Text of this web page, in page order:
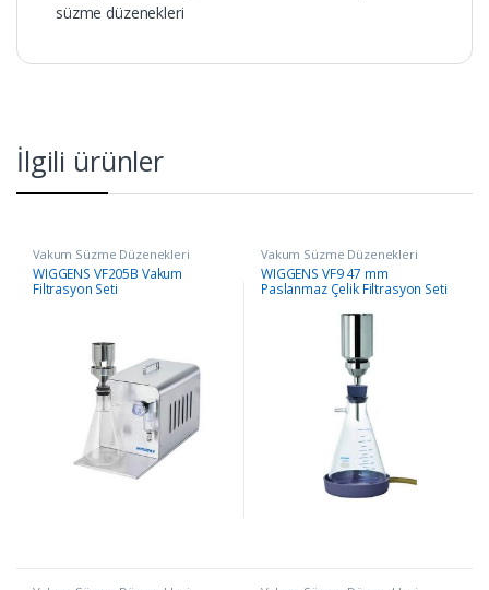
süzme düzenekleri
İlgili ürünler
Vakum Süzme Düzenekleri
WIGGENS VF205B Vakum
Filtrasyon Seti
Vakum Süzme Düzenekleri
WIGGENS VF9 47 mm
Paslanmaz Çelik Filtrasyon Seti